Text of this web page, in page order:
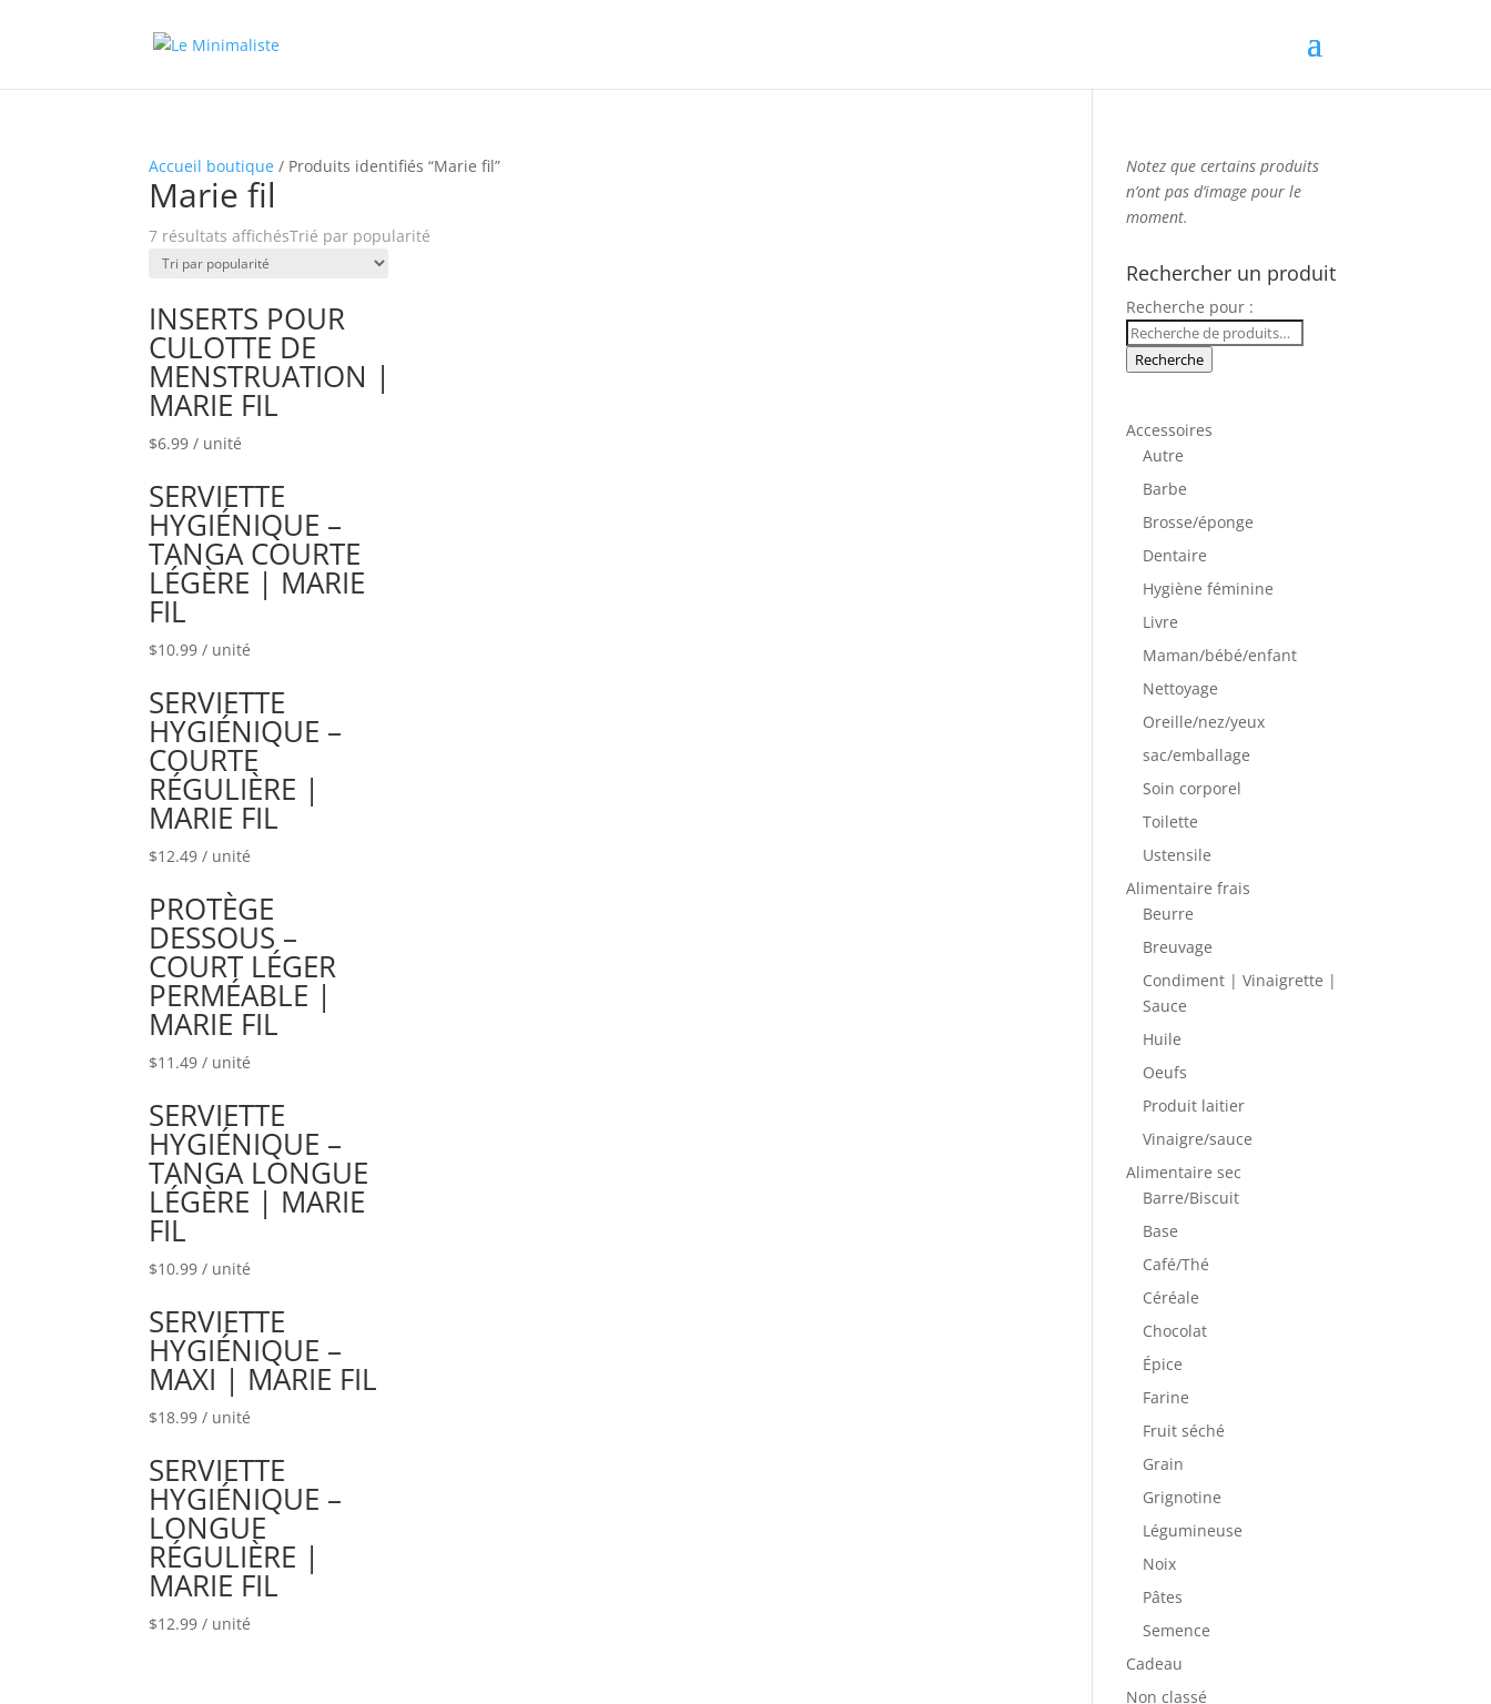
Accueil boutique / Produits identifiés “Marie fil”
Marie fil
7 résultats affichésTrié par popularité
INSERTS POUR
CULOTTE DE
MENSTRUATION |
MARIE FIL
$6.99 / unité
SERVIETTE
HYGIÉNIQUE –
TANGA COURTE
LÉGÈRE | MARIE
FIL
$10.99 / unité
SERVIETTE
HYGIÉNIQUE –
COURTE
RÉGULIÈRE |
MARIE FIL
$12.49 / unité
PROTÈGE
DESSOUS –
COURT LÉGER
PERMÉABLE |
MARIE FIL
$11.49 / unité
SERVIETTE
HYGIÉNIQUE –
TANGA LONGUE
LÉGÈRE | MARIE
FIL
$10.99 / unité
SERVIETTE
HYGIÉNIQUE –
MAXI | MARIE FIL
$18.99 / unité
SERVIETTE
HYGIÉNIQUE –
LONGUE
RÉGULIÈRE |
MARIE FIL
$12.99 / unité
Notez quecertains produits
n’ont pas d’imagepour le
moment.
Rechercher un produit
Recherche pour :
Recherche
Accessoires
Autre
Barbe
Brosse/éponge
Dentaire
Hygiène féminine
Livre
Maman/bébé/enfant
Nettoyage
Oreille/nez/yeux
sac/emballage
Soin corporel
Toilette
Ustensile
Alimentaire frais
Beurre
Breuvage
Condiment | Vinaigrette |
Sauce
Huile
Oeufs
Produit laitier
Vinaigre/sauce
Alimentaire sec
Barre/Biscuit
Base
Café/Thé
Céréale
Chocolat
Épice
Farine
Fruit séché
Grain
Grignotine
Légumineuse
Noix
Pâtes
Semence
Cadeau
Non classé